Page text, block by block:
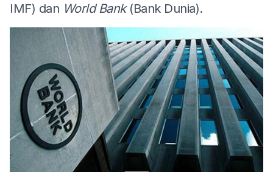
IMF) dan World Bank(Bank Dunia).